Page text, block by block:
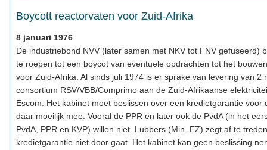
Boycott reactorvaten voor Zuid-Afrika
8 januari 1976
De industriebond NVV (later samen met NKV tot FNV gefuseerd)
te roepen tot een boycot van eventuele opdrachten tot het
voor Zuid-Afrika. Al sinds juli 1974 is er sprake van levering van 2
consortium RSV/VBB/Comprimo aan de Zuid-Afrikaanse
Escom. Het kabinet moet beslissen over een kredietgarantie voor
daar moeilijk mee. Vooral de PPR en later ook de PvdA (in het
PvdA, PPR en KVP) willen niet. Lubbers (Min. EZ) zegt af te
kredietgarantie niet door gaat. Het kabinet kan geen beslissing